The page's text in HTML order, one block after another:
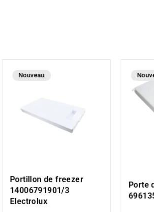
Nouveau
Portillon de freezer
14006791901/3
Electrolux
Porte